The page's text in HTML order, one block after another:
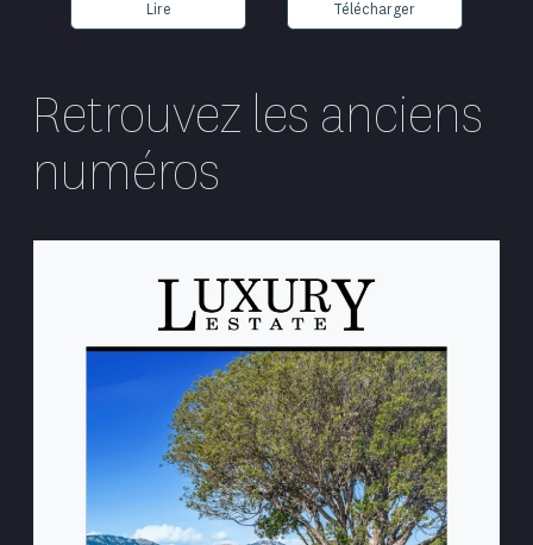
Lire Télécharger
Retrouvez les anciens
numéros